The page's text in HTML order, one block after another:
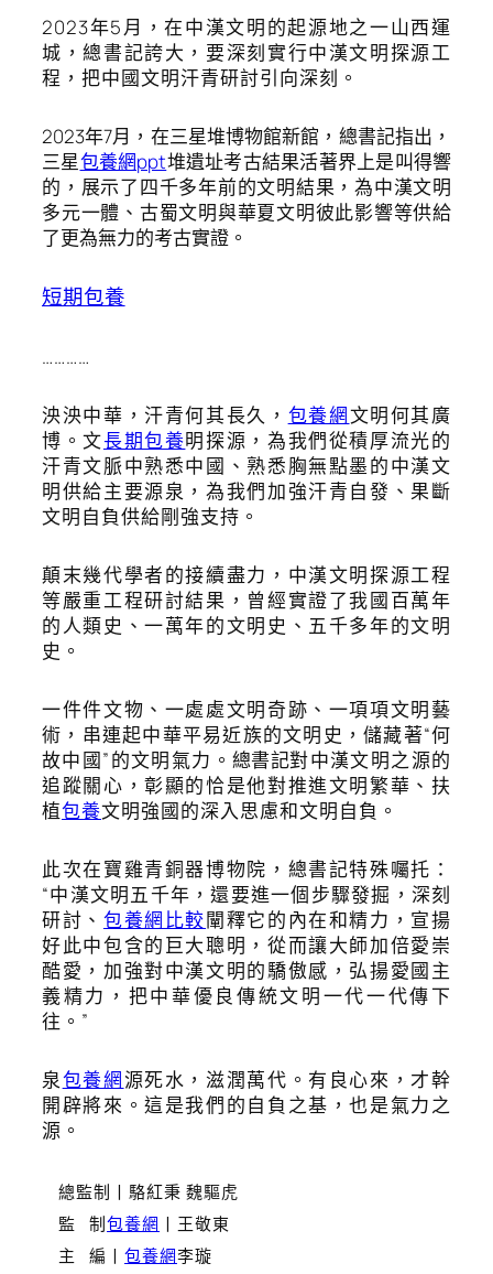
2023年5月，在中漢文明的起源地之一山西運
城，總書記誇大，要深刻實行中漢文明探源工
程，把中國文明汗青研討引向深刻。
2023年7月，在三星堆博物館新館，總書記指出，
三星包養網ppt堆遺址考古結果活著界上是叫得響
的，展示了四千多年前的文明結果，為中漢文明
多元一體、古蜀文明與華夏文明彼此影響等供給
了更為無力的考古實證。
短期包養
…………
泱泱中華，汗青何其長久， 包養網文明何其廣
博。文長期包養明探源，為我們從積厚流光的
汗青文脈中熟悉中國、熟悉胸無點墨的中漢文
明供給主要源泉，為我們加強汗青自發、果斷
文明自負供給剛強支持。
顛末幾代學者的接續盡力，中漢文明探源工程
等嚴重工程研討結果，曾經實證了我國百萬年
的人類史、一萬年的文明史、五千多年的文明
史。
一件件文物、一處處文明奇跡、一項項文明藝
術，串連起中華平易近族的文明史，儲藏著“何
故中國”的文明氣力。 總書記對中漢文明之源的
追蹤關心，彰顯的恰是他對推進文明繁華、扶
植包養文明強國的深入思慮和文明自負。
此次在寶雞青銅器博物院，總書記特殊囑托：
“中漢文明五千年，還要進一個步驟發掘，深刻
研討、 包養網比較闡釋它的內在和精力，宣揚
好此中包含的巨大聰明，從而讓大師加倍愛崇
酷愛，加強對中漢文明的驕傲感，弘揚愛國主
義精力，把中華優良傳統文明一代一代傳下
往。”
泉包養網源死水，滋潤萬代。有良心來，才幹
開辟將來。這是我們的自負之基，也是氣力之
源。
總監制丨駱紅秉 魏驅虎
監 制包養網 丨王敬東
主 編丨 包養網李璇